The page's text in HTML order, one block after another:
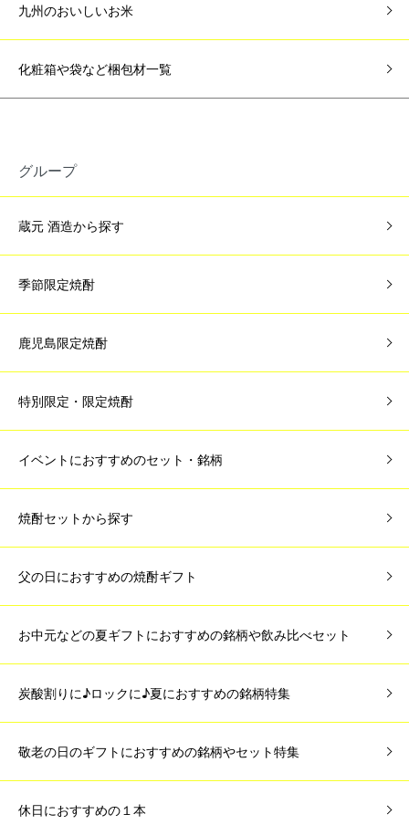
九州のおいしいお米
化粧箱や袋など梱包材一覧
グループ
蔵元 酒造から探す
季節限定焼酎
鹿児島限定焼酎
特別限定・限定焼酎
イベントにおすすめのセット・銘柄
焼酎セットから探す
父の日におすすめの焼酎ギフト
お中元などの夏ギフトにおすすめの銘柄や飲み比べセット
炭酸割りに♪ロックに♪夏におすすめの銘柄特集
敬老の日のギフトにおすすめの銘柄やセット特集
休日におすすめの１本